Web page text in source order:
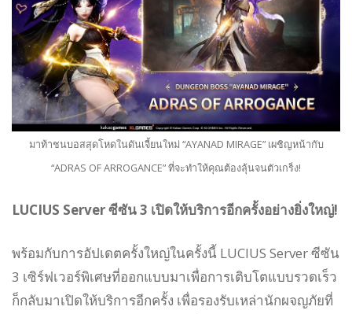
มาท้าชนบอสสุดโหดในดันเจี้ยนใหม่ “AYANAD MIRAGE” เผชิญหน้ากับ
“ADRAS OF ARROGANCE” ที่จะทำให้คุณต้องลุ้นจนตัวเกร็ง!
LUCIUS Server ซีซัน 3 เปิดให้บริการอีกครั้งอย่างยิ่งใหญ่!
พร้อมกับการอัปเดตครั้งใหญ่ในครั้งนี้ LUCIUS Server ซีซัน
3 เซิร์ฟเวอร์พิเศษที่ออกแบบมาเพื่อการเติบโตแบบรวดเร็ว
ก็กลับมาเปิดให้บริการอีกครั้ง เพื่อรองรับเหล่านักผจญภัยที่